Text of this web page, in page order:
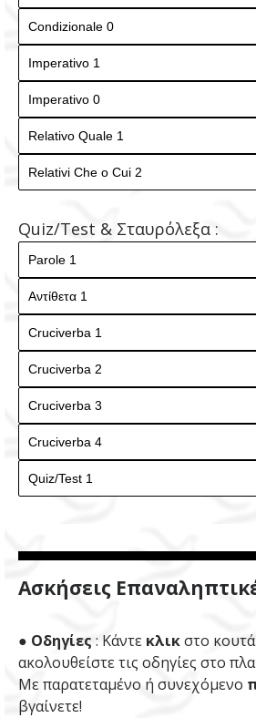
Quiz/Test & Σταυρόλεξα :
Ασκήσεις
● Οδηγίες : Κάντε κλικστο
ακολουθείστε τις οδηγίες στο
Με παρατεταμένο ή συνεχόμενο
βγαίνετε!